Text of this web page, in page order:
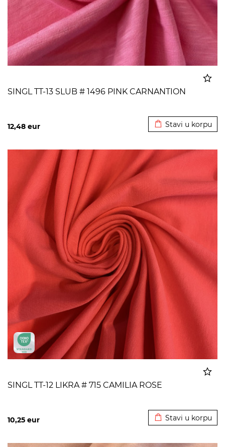
SINGL TT-13 SLUB # 1496 PINK CARNANTION
12,48 eur Stavi u korpu
SINGL TT-12 LIKRA # 715 CAMILIA ROSE
10,25 eur Stavi u korpu